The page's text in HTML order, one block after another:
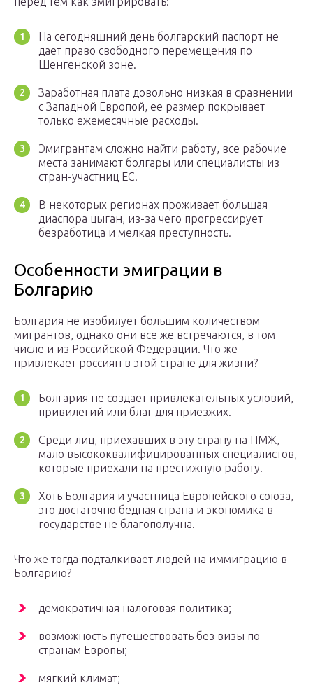
На сегодняшний день болгарский паспорт не
дает право свободного перемещения по
Шенгенской зоне.
Заработная плата довольно низкая в сравнении
с Западной Европой, ее размер покрывает
только ежемесячные расходы.
Эмигрантам сложно найти работу, все рабочие
места занимают болгары или специалисты из
стран-участниц ЕС.
В некоторых регионах проживает большая
диаспора цыган, из-за чего прогрессирует
безработица и мелкая преступность.
Особенности эмиграции в
Болгарию
Болгария не изобилует большим количеством
мигрантов, однако они все же встречаются, в том
числе и из Российской Федерации. Что же
привлекает россиян в этой стране для жизни?
Болгария не создает привлекательных условий,
привилегий или благ для приезжих.
Среди лиц, приехавших в эту страну на ПМЖ,
мало высококвалифицированных специалистов,
которые приехали на престижную работу.
Хоть Болгария и участница Европейского союза,
это достаточно бедная страна и экономика в
государстве не благополучна.
Что же тогда подталкивает людей на иммиграцию в
Болгарию?
демократичная налоговая политика;
возможность путешествовать без визы по
странам Европы;
мягкий климат;